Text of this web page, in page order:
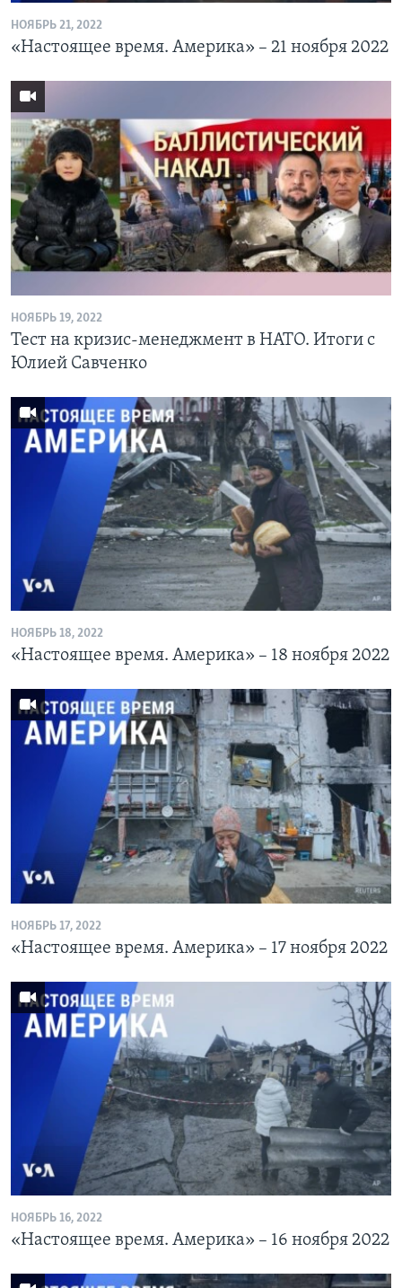
НОЯБРЬ 21, 2022
«Настоящее время. Америка» – 21 ноября 2022
НОЯБРЬ 19, 2022
Тест на кризис-менеджмент в НАТО. Итоги с
Юлией Савченко
НОЯБРЬ 18, 2022
«Настоящее время. Америка» – 18 ноября 2022
НОЯБРЬ 17, 2022
«Настоящее время. Америка» – 17 ноября 2022
НОЯБРЬ 16, 2022
«Настоящее время. Америка» – 16 ноября 2022